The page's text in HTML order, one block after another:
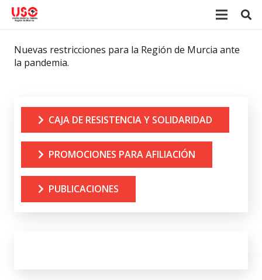
Nuevas restricciones para la Región de Murcia ante
la pandemia.
CAJA DE RESISTENCIA Y SOLIDARIDAD
PROMOCIONES PARA AFILIACIÓN
PUBLICACIONES